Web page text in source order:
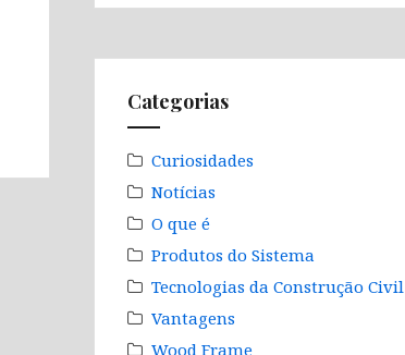
Categorias
Curiosidades
Notícias
O que é
Produtos do Sistema
Tecnologias da Construção Civil
Vantagens
Wood Frame